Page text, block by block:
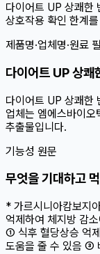
다이어트 UP 상쾌한
상호작용 확인 한계
제품명·업체명·원료
다이어트 UP 상쾌
다이어트 UP 상쾌한
업체는 엠에스바이
추출물입니다.
기능성 원문
무엇을 기대하고
* 가르시니아캄보지
억제하여 체지방 감
① 식후 혈당상승 억
도움을 줄 수 있음 ③